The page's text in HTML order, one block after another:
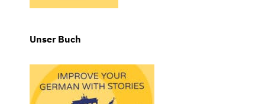
Unser Buch